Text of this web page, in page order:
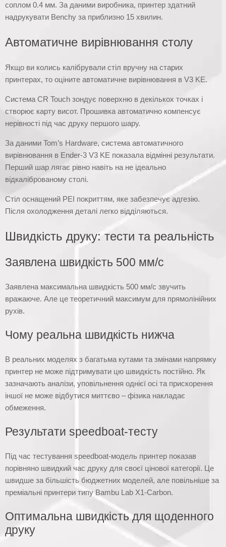
соплом 0.4 мм. За даними виробника, принтер здатний
надрукувати Benchy за приблизно 15 хвилин.
Автоматичне вирівнювання столу
Якщо ви колись калібрували стіл вручну на старих
принтерах, то оціните автоматичне вирівнювання в V3 KE.
Система CR Touch зондує поверхню в декількох точках і
створює карту висот. Прошивка автоматично компенсує
нерівності під час друку першого шару.
За даними Tom’s Hardware, система автоматичного
вирівнювання в Ender-3 V3 KE показала відмінні результати.
Перший шар лягає рівно навіть на не ідеально
відкаліброваному столі.
Стіл оснащений PEI покриттям, яке забезпечує адгезію.
Після охолодження деталі легко відділяються.
Швидкість друку: тести та реальність
Заявлена швидкість 500 мм/с
Заявлена максимальна швидкість 500 мм/с звучить
вражаюче. Але це теоретичний максимум для прямолінійних
рухів.
Чому реальна швидкість нижча
В реальних моделях з багатьма кутами та змінами напрямку
принтер не може підтримувати цю швидкість постійно. Як
зазначають аналізи, уповільнення однієї осі та прискорення
іншої не може відбутися миттєво – фізика накладає
обмеження.
Результати speedboat-тесту
Під час тестування speedboat-модель принтер показав
порівняно швидкий час друку для своєї цінової категорії. Це
швидше за більшість бюджетних моделей, але повільніше за
преміальні принтери типу Bambu Lab X1-Carbon.
Оптимальна швидкість для щоденного
друку